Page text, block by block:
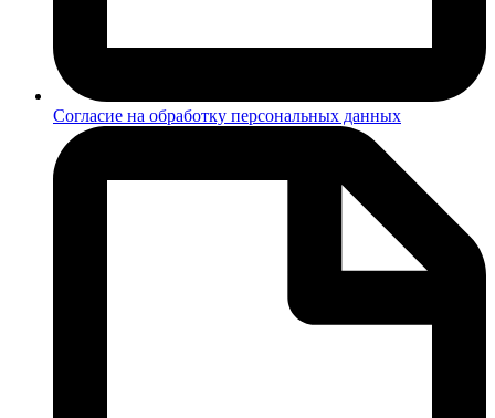
Согласие на обработку персональных данных